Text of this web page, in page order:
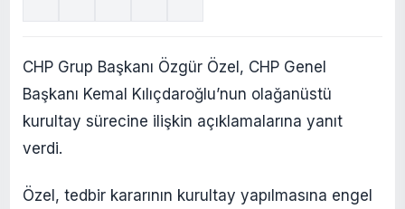
CHP Grup Başkanı Özgür Özel, CHP Genel
Başkanı Kemal Kılıçdaroğlu’nun olağanüstü
kurultay sürecine ilişkin açıklamalarına yanıt
verdi.
Özel, tedbir kararının kurultay yapılmasına engel